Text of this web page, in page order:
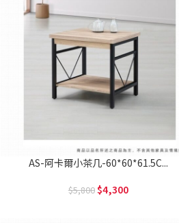
AS-阿卡爾小茶几-60*60*61.5C...
5,800 4,300